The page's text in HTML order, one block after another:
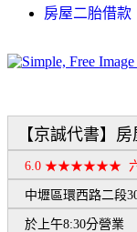
房屋二胎借款
【京誠代書】
6.0 ★★★★★★ 六
中壢區環西路二段
於上午8:30分營業